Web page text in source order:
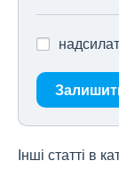
Інші статті в